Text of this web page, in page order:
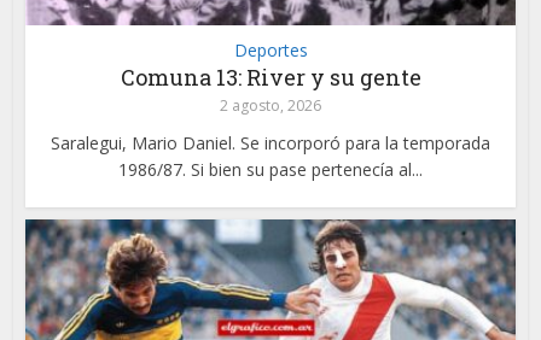
Deportes
Comuna 13: River y su gente
2 agosto, 2026
Saralegui, Mario Daniel. Se incorporó para la temporada
1986/87. Si bien su pase pertenecía al...